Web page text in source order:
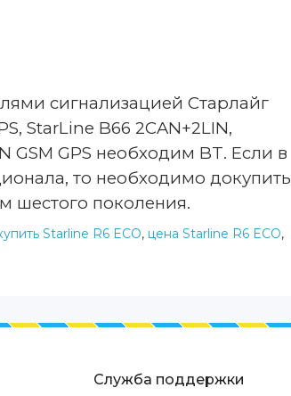
сигнализацией Старлайг
, StarLine B66 2CAN+2LIN,
GSM GPS необходим BT. Если в
то необходимо докупить
шестого поколения.
Starline R6 ECO, цена Starline R6 ECO,
Служба поддержки